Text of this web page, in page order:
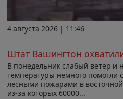
4 августа 2026 | 11:46
Штат Вашингтон
В понедельник слабый ветер
температуры немного помогли
лесными пожарами в
из-за которых 60000...